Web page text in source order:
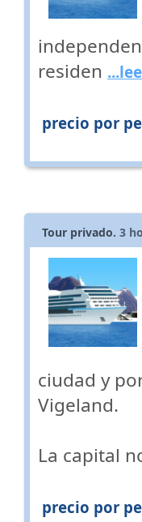
residen
precio por
Tour privado. 3
ciudad y
Vigeland.
La capital
precio por